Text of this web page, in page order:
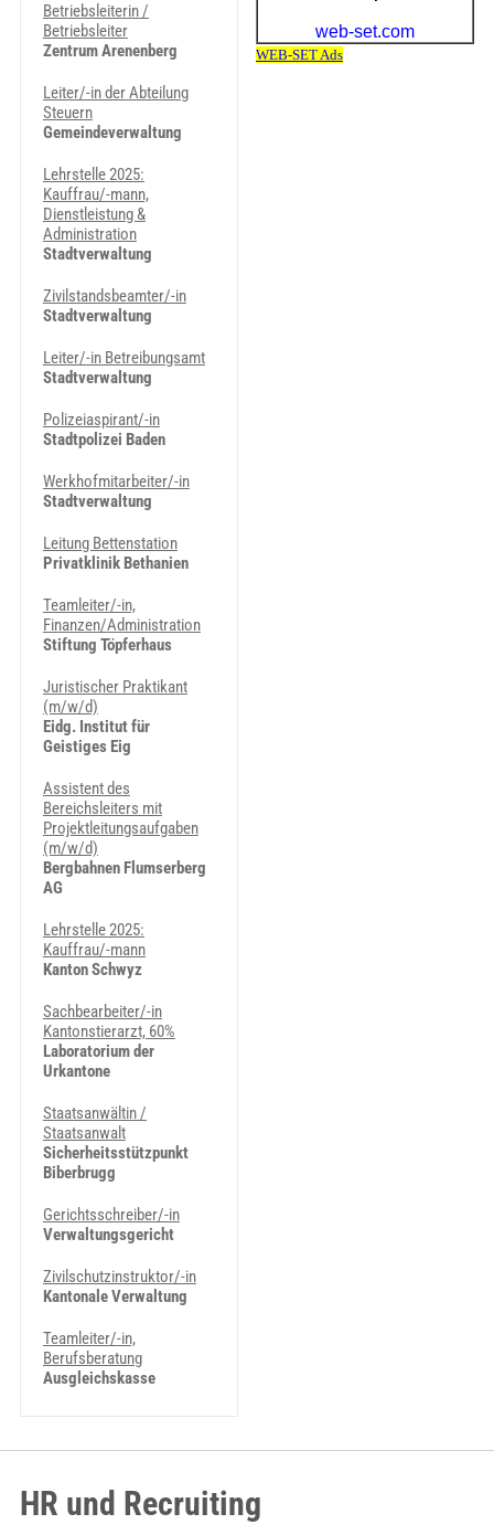
Betriebsleiterin /
Betriebsleiter
Zentrum Arenenberg
Leiter/-in der Abteilung
Steuern
Gemeindeverwaltung
Lehrstelle 2025:
Kauffrau/-mann,
Dienstleistung &
Administration
Stadtverwaltung
Zivilstandsbeamter/-in
Stadtverwaltung
Leiter/-in Betreibungsamt
Stadtverwaltung
Polizeiaspirant/-in
Stadtpolizei Baden
Werkhofmitarbeiter/-in
Stadtverwaltung
Leitung Bettenstation
Privatklinik Bethanien
Teamleiter/-in,
Finanzen/Administration
Stiftung Töpferhaus
Juristischer Praktikant
(m/w/d)
Eidg. Institut für
Geistiges Eig
Assistent des
Bereichsleiters mit
Projektleitungsaufgaben
(m/w/d)
Bergbahnen Flumserberg
AG
Lehrstelle 2025:
Kauffrau/-mann
Kanton Schwyz
Sachbearbeiter/-in
Kantonstierarzt, 60%
Laboratorium der
Urkantone
Staatsanwältin /
Staatsanwalt
Sicherheitsstützpunkt
Biberbrugg
Gerichtsschreiber/-in
Verwaltungsgericht
Zivilschutzinstruktor/-in
Kantonale Verwaltung
Teamleiter/-in,
Berufsberatung
Ausgleichskasse
HR und Recruiting